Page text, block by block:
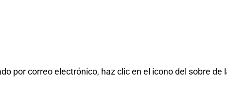
por correo electrónico, haz clic en el icono del sobre de